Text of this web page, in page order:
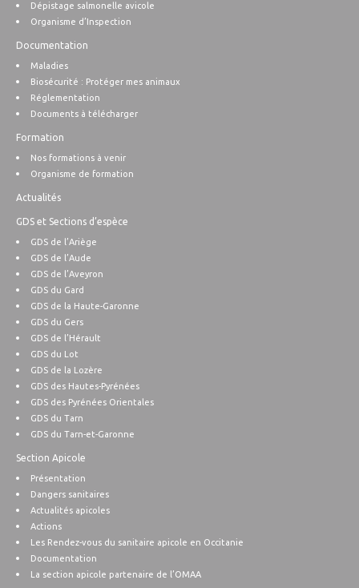
Dépistage salmonelle avicole
Organisme d’Inspection
Documentation
Maladies
Biosécurité : Protéger mes animaux
Réglementation
Documents à télécharger
Formation
Nos formations à venir
Organisme de formation
Actualités
GDS et Sections d’espèce
GDS de l’Ariège
GDS de l’Aude
GDS de l’Aveyron
GDS du Gard
GDS de la Haute-Garonne
GDS du Gers
GDS de l’Hérault
GDS du Lot
GDS de la Lozère
GDS des Hautes-Pyrénées
GDS des Pyrénées Orientales
GDS du Tarn
GDS du Tarn-et-Garonne
Section Apicole
Présentation
Dangers sanitaires
Actualités apicoles
Actions
Les Rendez-vous du sanitaire apicole en Occitanie
Documentation
La section apicole partenaire de l’OMAA